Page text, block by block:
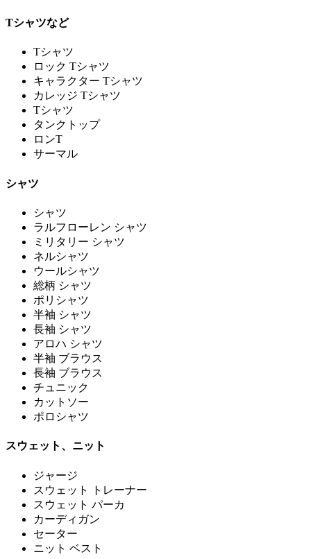
Tシャツなど
Tシャツ
ロック Tシャツ
キャラクター Tシャツ
カレッジ Tシャツ
Tシャツ
タンクトップ
ロンT
サーマル
シャツ
シャツ
ラルフローレン シャツ
ミリタリー シャツ
ネルシャツ
ウールシャツ
総柄 シャツ
ポリシャツ
半袖 シャツ
長袖 シャツ
アロハ シャツ
半袖 ブラウス
長袖 ブラウス
チュニック
カットソー
ポロシャツ
スウェット、ニット
ジャージ
スウェット トレーナー
スウェット パーカ
カーディガン
セーター
ニット ベスト